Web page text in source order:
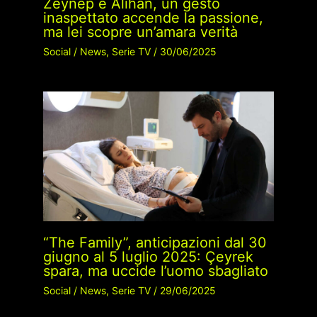
inaspettato accende la passione,
ma lei scopre un’amara verità
Social/ News, Serie TV/ 30/06/2025
“The Family”, anticipazioni dal 30
giugno al 5 luglio 2025: Çeyrek
spara, ma uccide l’uomo sbagliato
Social/ News, Serie TV/ 29/06/2025